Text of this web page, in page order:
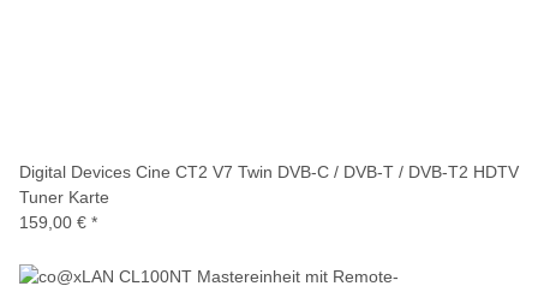
Digital Devices Cine CT2 V7 Twin DVB-C / DVB-T / DVB-T2 HDTV
Tuner Karte
159,00 € *